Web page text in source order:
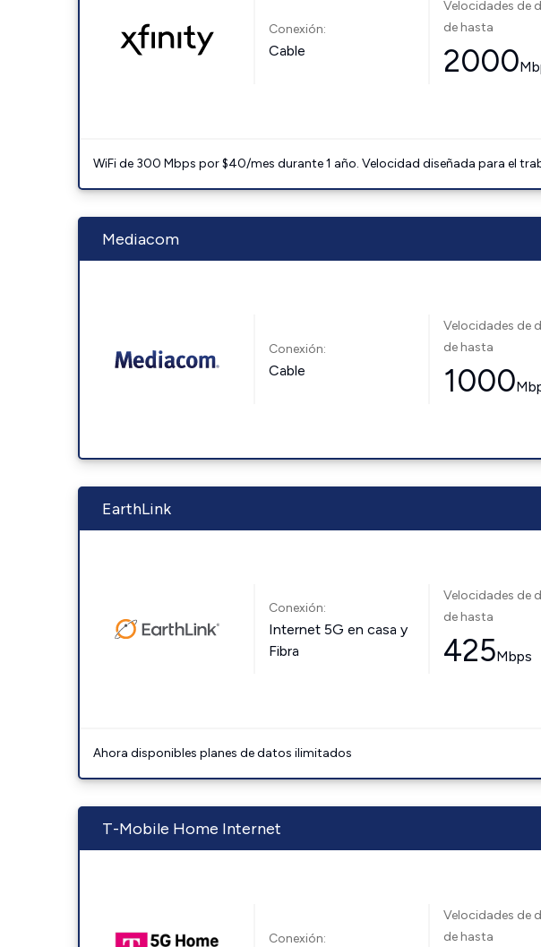
Conexión:
Cable
Velocidades de
de hasta
2000
WiFi de 300 Mbps por $40/mes durante 1 año. Velocidad diseñada para el
Mediacom
Conexión:
Cable
Velocidades de
de hasta
1000
EarthLink
Conexión:
Internet 5G en casa y
Fibra
Velocidades de
de hasta
425Mbps
Ahora disponibles planes de datos ilimitados
T-Mobile Home Internet
Conexión:
Velocidades de
de hasta